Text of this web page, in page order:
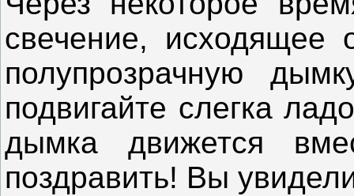
свечение, исходящее
полупрозрачную
подвигайте слегка
дымка движется
поздравить! Вы